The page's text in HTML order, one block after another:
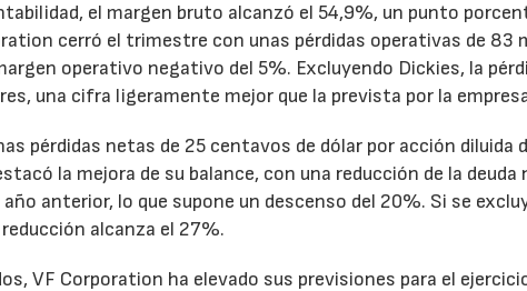
el margen bruto alcanzó el 54,9%, un punto
cerró el trimestre con unas pérdidas operativas de 83
operativo negativo del 5%. Excluyendo Dickies, la
una cifra ligeramente mejor que la prevista por la
pérdidas netas de 25 centavos de dólar por acción diluida
la mejora de su balance, con una reducción de la
anterior, lo que supone un descenso del 20%. Si se
alcanza el 27%.
VF Corporation ha elevado sus previsiones para el